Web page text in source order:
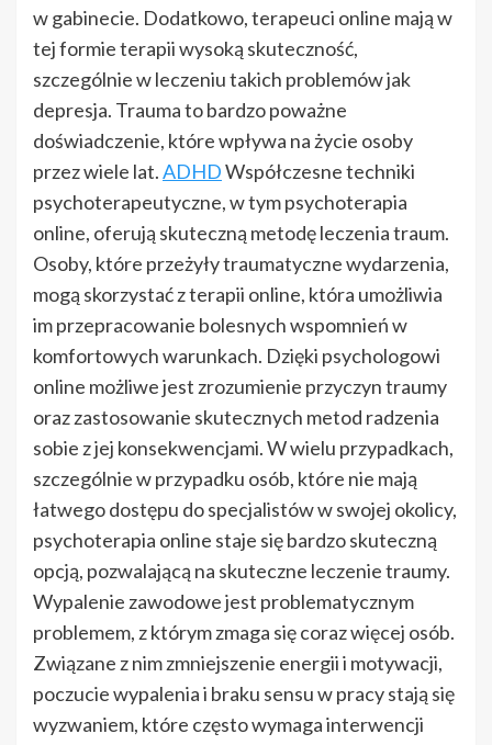
w gabinecie. Dodatkowo, terapeuci online mają w
tej formie terapii wysoką skuteczność,
szczególnie w leczeniu takich problemów jak
depresja. Trauma to bardzo poważne
doświadczenie, które wpływa na życie osoby
przez wiele lat.ADHDWspółczesne techniki
psychoterapeutyczne, w tym psychoterapia
online, oferują skuteczną metodę leczenia traum.
Osoby, które przeżyły traumatyczne wydarzenia,
mogą skorzystać z terapii online, która umożliwia
im przepracowanie bolesnych wspomnień w
komfortowych warunkach. Dzięki psychologowi
online możliwe jest zrozumienie przyczyn traumy
oraz zastosowanie skutecznych metod radzenia
sobie z jej konsekwencjami. W wielu przypadkach,
szczególnie w przypadku osób, które nie mają
łatwego dostępu do specjalistów w swojej okolicy,
psychoterapia online staje się bardzo skuteczną
opcją, pozwalającą na skuteczne leczenie traumy.
Wypalenie zawodowe jest problematycznym
problemem, z którym zmaga się coraz więcej osób.
Związane z nim zmniejszenie energii i motywacji,
poczucie wypalenia i braku sensu w pracy stają się
wyzwaniem, które często wymaga interwencji